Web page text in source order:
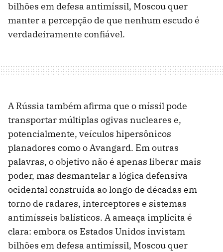
bilhões em defesa antimíssil, Moscou quer
manter a percepção de que nenhum escudo é
verdadeiramente confiável.
A Rússia também afirma que o míssil pode
transportar múltiplas ogivas nucleares e,
potencialmente, veículos hipersônicos
planadores como o Avangard. Em outras
palavras, o objetivo não é apenas liberar mais
poder, mas desmantelar a lógica defensiva
ocidental construída ao longo de décadas em
torno de radares, interceptores e sistemas
antimísseis balísticos. A ameaça implícita é
clara: embora os Estados Unidos invistam
bilhões em defesa antimíssil, Moscou quer